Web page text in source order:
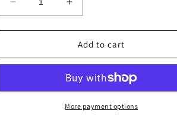
Decrease
quantity
for
de
Increase
quantity
for
Caderno
de
Add to cart
More payment options